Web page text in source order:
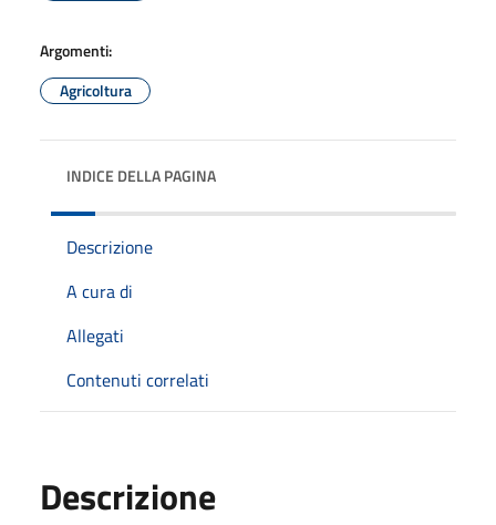
Argomenti:
Agricoltura
INDICE DELLA PAGINA
Descrizione
A cura di
Allegati
Contenuti correlati
Descrizione